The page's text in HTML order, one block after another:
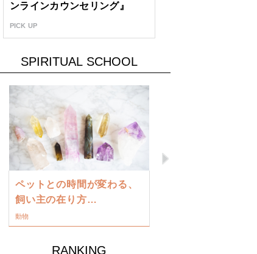
ンラインカウンセリング』
PICK UP
SPIRITUAL SCHOOL
Previous
ペットとの時間が変わる、
飼い主の在り方…
動物
RANKING